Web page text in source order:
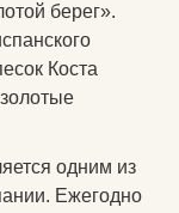
берег».
Коста
одним из
Ежегодно